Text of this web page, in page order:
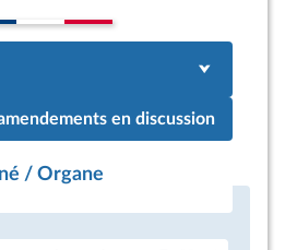
en discussion
/ Organe